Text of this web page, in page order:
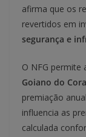
afirma que os
revertidos em
segurança e
O NFG permite
Goiano do
premiação
influencia as
calculada